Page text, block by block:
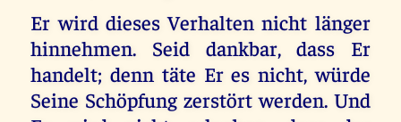
Er wird dieses Verhalten nicht länger
hinnehmen. Seid dankbar, dass Er
handelt; denn täte Er es nicht, würde
Seine Schöpfung zerstört werden. Und